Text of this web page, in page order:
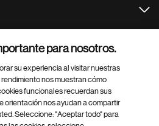
para nosotros.
su experiencia al visitar nuestras
nos muestran cómo
funcionales recuerdan sus
orientación nos ayudan a compartir
Seleccione: "Aceptar todo" para